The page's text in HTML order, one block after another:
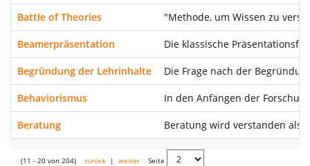
Battle of Theories "Methode, um Wissen zu
Beamerpräsentation Die klassische
Begründung der Lehrinhalte Die Frage nach der
Behaviorismus In den Anfängen der
Beratung Beratung wird verstanden als
(11 - 20 von 204) zurück | weiter Seite